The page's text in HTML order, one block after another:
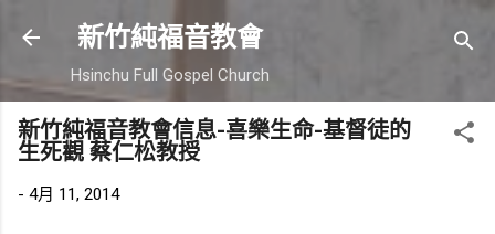
跳到主要內容
新竹純福音教會
Hsinchu Full Gospel Church
新竹純福音教會信息-喜樂生命-基督徒的
生死觀 蔡仁松教授
- 4月 11, 2014